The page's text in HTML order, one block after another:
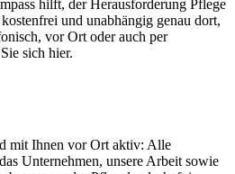
hilft, der Herausforderung Pflege
und unabhängig genau dort,
vor Ort oder auch per
sich hier.
mit Ihnen vor Ort aktiv: Alle
Unternehmen, unsere Arbeit sowie